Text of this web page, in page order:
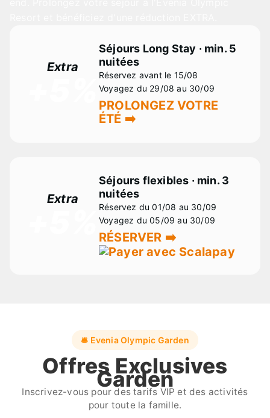
Extra
Séjours Long Stay · min. 5
nuitées
Réservez avant le 15/08
Voyagez du 29/08 au 30/09
PROLONGEZ VOTRE
ÉTÉ ➡️
Extra
Séjours flexibles · min. 3
nuitées
Réservez du 01/08 au 30/09
Voyagez du 05/09 au 30/09
RÉSERVER ➡️
🛎️ Evenia Olympic Garden
Offres Exclusives
Garden
Inscrivez-vous pour des tarifs VIP et des activités
pour toute la famille.